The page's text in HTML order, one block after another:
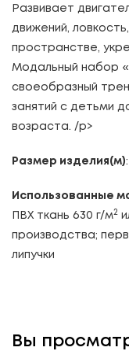
Развивает
движений,
пространстве,
Модальный набор
своеобразный
занятий с детьми
возраста. /p>
Размер изделия(м)
Использованные
ПВХ ткань 630 г/м2
производства;
липучки
Вы